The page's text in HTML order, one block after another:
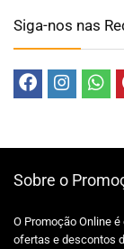
Siga-nos nas
Sobre o
O Promoção Online
ofertas e descontos